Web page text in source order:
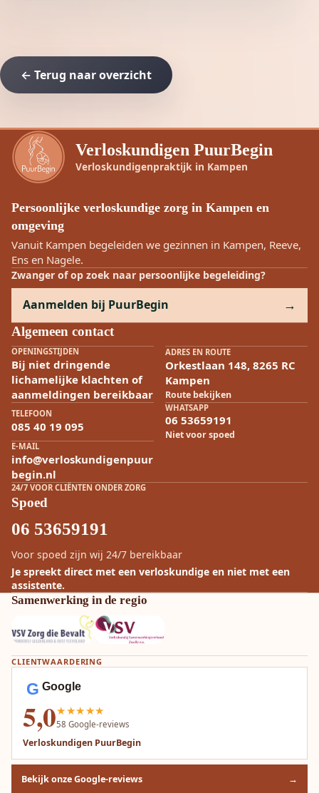
← Terug naar overzicht
Verloskundigen PuurBegin
Verloskundigenpraktijk in Kampen
Persoonlijke verloskundige zorg in Kampen en
omgeving
Vanuit Kampen begeleiden we gezinnen in Kampen, Reeve,
Ens en Nagele.
Zwanger of op zoek naar persoonlijke begeleiding?
Aanmelden bij PuurBegin
Algemeen contact
OPENINGSTIJDEN
Bij niet dringende
lichamelijke klachten of
aanmeldingen bereikbaar
ADRES EN ROUTE
Orkestlaan 148, 8265 RC
Kampen
Route bekijken
TELEFOON
085 40 19 095
WHATSAPP
06 53659191
Niet voor spoed
E-MAIL
info@verloskundigenpuur
begin.nl
24/7 VOOR CLIËNTEN ONDER ZORG
Spoed
06 53659191
Voor spoed zijn wij 24/7 bereikbaar
Je spreekt direct met een verloskundige en niet met een
assistente.
Samenwerking in de regio
CLIENTWAARDERING
G Google
5,0★★★★★
58 Google-reviews
Verloskundigen PuurBegin
Bekijk onze Google-reviews →